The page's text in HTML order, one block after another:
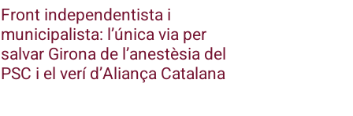
Front independentista i
municipalista: l’única via per
salvar Girona de l’anestèsia del
PSC i el verí d’Aliança Catalana